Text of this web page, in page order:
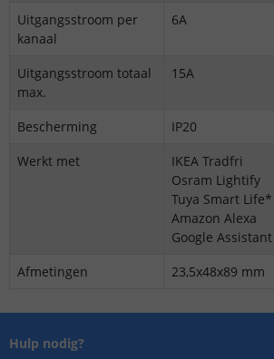
Uitgangsstroom per
kanaal
6A
Uitgangsstroom totaal
max.
15A
Bescherming
IP20
Werkt met
IKEA Tradfri
Osram Lightify
Tuya Smart Life*
Amazon Alexa
Google Assistant
Afmetingen
23,5x48x89 mm
Hulp nodig?